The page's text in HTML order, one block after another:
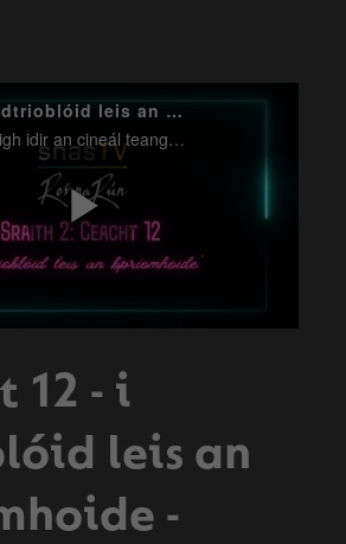
Ceacht 12 - i dtrioblóid leis an bpríomhoide - ardréim theanga
Tá difear ar ndóigh idir an cineál teanga a úsáideann muid leis an bpríomhoide agus a úsáideann muid le cairde nó gaolta linn. San fhíseán seo, caithfidh muid spotsolas ar an ardréim theanga sin a úsáidtear i gcomhráite foirmiúla.
Play
Video
12 - i
leis an
-